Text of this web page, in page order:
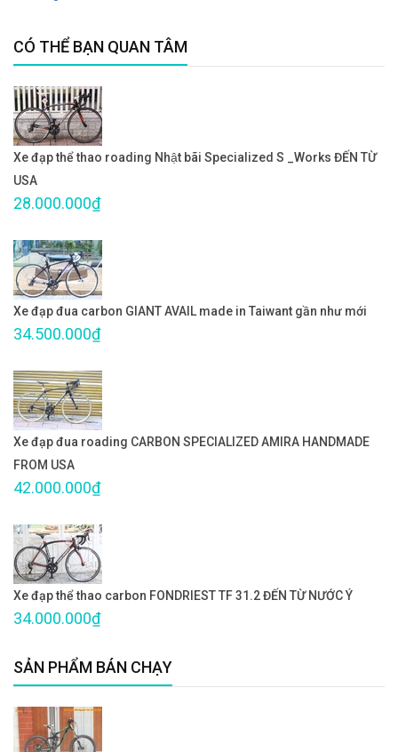
CÓ THỂ BẠN QUAN TÂM
Xe đạp thể thao roading Nhật bãi Specialized S _Works ĐẾN TỪ
USA
28.000.000₫
Xe đạp đua carbon GIANT AVAIL made in Taiwant gần như mới
34.500.000₫
Xe đạp đua roading CARBON SPECIALIZED AMIRA HANDMADE
FROM USA
42.000.000₫
Xe đạp thể thao carbon FONDRIEST TF 31.2 ĐẾN TỪ NƯỚC Ý
34.000.000₫
SẢN PHẨM BÁN CHẠY